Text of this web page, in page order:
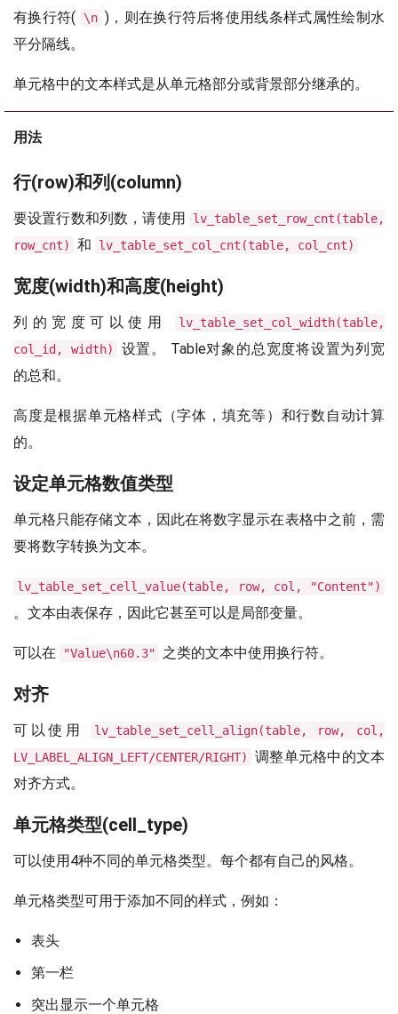
有换行符(
\n )，则在换行符后将使用线条样式属性绘制水
平分隔线。
单元格中的文本样式是从单元格部分或背景部分继承的。
用法
行(row)和列(column)
要设置行数和列数，请使用
lv_table_set_row_cnt(table,
row_cnt)
和 lv_table_set_col_cnt(table, col_cnt)
宽度(width)和高度(height)
列的宽度可以使用
lv_table_set_col_width(table,
col_id, width)
设置。 Table对象的总宽度将设置为列宽
的总和。
高度是根据单元格样式（字体，填充等）和行数自动计算
的。
设定单元格数值类型
单元格只能存储文本，因此在将数字显示在表格中之前，需
要将数字转换为文本。
lv_table_set_cell_value(table, row, col, "Content")
。文本由表保存，因此它甚至可以是局部变量。
可以在 "Value\n60.3" 之类的文本中使用换行符。
对齐
可以使用
lv_table_set_cell_align(table, row, col,
LV_LABEL_ALIGN_LEFT/CENTER/RIGHT)
调整单元格中的文本
对齐方式。
单元格类型(cell_type)
可以使用4种不同的单元格类型。每个都有自己的风格。
单元格类型可用于添加不同的样式，例如：
表头
第一栏
突出显示一个单元格